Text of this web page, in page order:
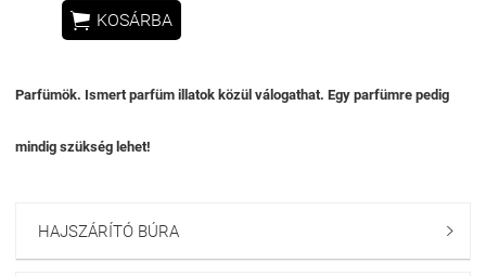
 KOSÁRBA
Parfümök. Ismert parfüm illatok közül válogathat. Egy parfümre pedig
mindig szükség lehet!
HAJSZÁRÍTÓ BÚRA 